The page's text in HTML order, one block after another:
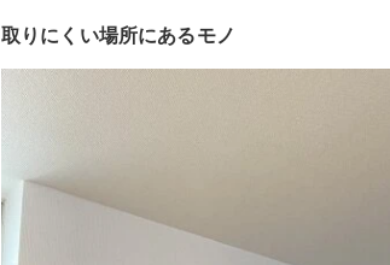
取りにくい場所にあるモノ